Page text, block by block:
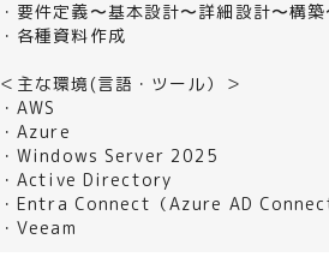
・要件定義〜基本設計〜詳細設計〜構
・各種資料作成
＜主な環境(言語・ツール）＞
・AWS
・Azure
・Windows Server 2025
・Active Directory
・Entra Connect（Azure AD Connect
・Veeam